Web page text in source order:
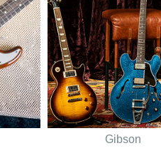
Gibson